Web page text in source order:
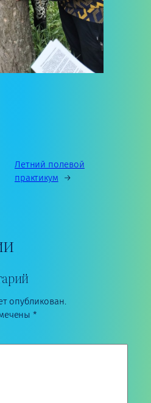
Летний полевой
практикум
→
опубликован.
*